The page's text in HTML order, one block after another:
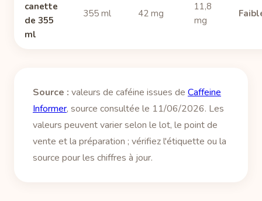
canette
de 355
ml
355 ml 42 mg
11,8
mg
Source : valeurs de caféine issues de Caffeine
Informer, source consultée le 11/06/2026. Les
valeurs peuvent varier selon le lot, le point de
vente et la préparation ; vérifiez l'étiquette ou la
source pour les chiffres à jour.